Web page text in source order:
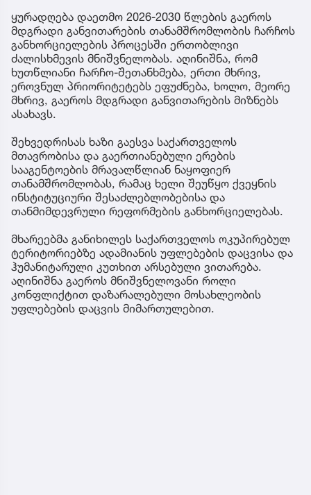
ყურადღება დაეთმო 2026-2030 წლების გაეროს
მდგრადი განვითარების თანამშრომლობის ჩარჩოს
განხორციელების პროცესში ერთობლივი
ძალისხმევის მნიშვნელობას. აღინიშნა, რომ
ხუთწლიანი ჩარჩო-შეთანხმება, ერთი მხრივ,
ეროვნულ პრიორიტეტებს ეფუძნება, ხოლო, მეორე
მხრივ, გაეროს მდგრადი განვითარების მიზნებს
ასახავს.
შეხვედრისას ხაზი გაესვა საქართველოს
მთავრობისა და გაერთიანებული ერების
სააგენტოების მრავალწლიან ნაყოფიერ
თანამშრომლობას, რამაც ხელი შეუწყო ქვეყნის
ინსტიტუციური შესაძლებლობებისა და
თანმიმდევრული რეფორმების განხორციელებას.
მხარეებმა განიხილეს საქართველოს ოკუპირებულ
ტერიტორიებზე ადამიანის უფლებების დაცვისა და
ჰუმანიტარული კუთხით არსებული ვითარება.
აღინიშნა გაეროს მნიშვნელოვანი როლი
კონფლიქტით დაზარალებული მოსახლეობის
უფლებების დაცვის მიმართულებით.